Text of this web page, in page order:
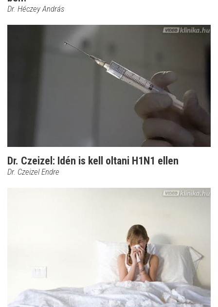
Dr. Héczey András
Dr. Czeizel: Idén is kell oltani H1N1 ellen
Dr. Czeizel Endre